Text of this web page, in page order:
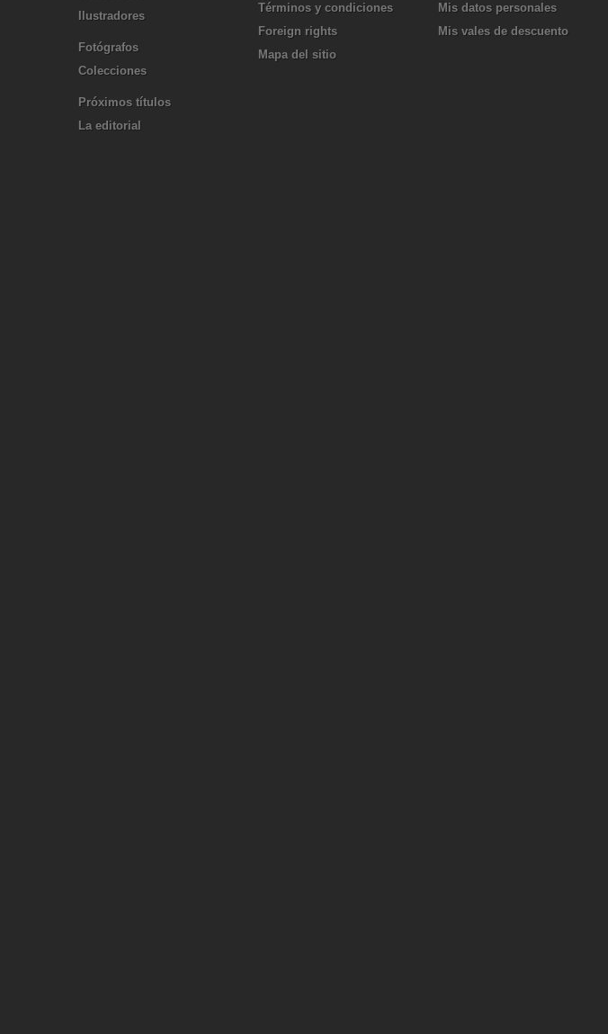
Ilustradores
Fotógrafos
Colecciones
Próximos títulos
La editorial
Términos y condiciones
Foreign rights
Mapa del sitio
Mis datos personales
Mis vales de descuento